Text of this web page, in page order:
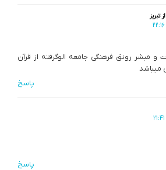
و مبشر رونق فرهنگی جامعه الوگرفته از قرآن
میباشد
پاسخ
پاسخ